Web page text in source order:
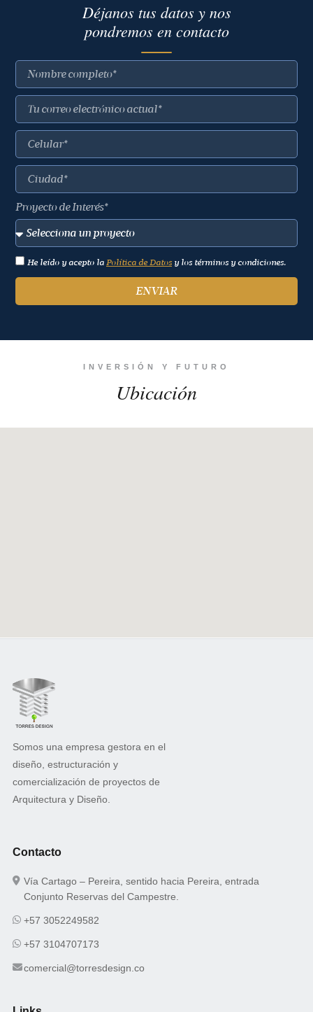
Déjanos tus datos y nos
pondremos en contacto
Proyecto de Interés*
He leído y acepto la Política de Datos y los términos y condiciones.
ENVIAR
INVERSIÓN Y FUTURO
Ubicación
Somos una empresa gestora en el
diseño, estructuración y
comercialización de proyectos de
Arquitectura y Diseño.
Contacto
Vía Cartago – Pereira, sentido hacia Pereira, entrada
Conjunto Reservas del Campestre.
+57 3052249582
+57 3104707173
comercial@torresdesign.co